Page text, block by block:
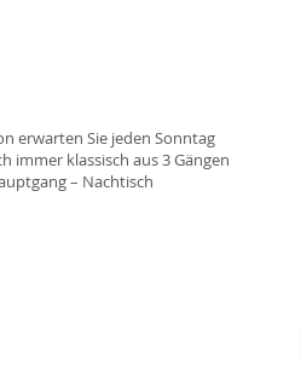
erwarten Sie jeden Sonntag
immer klassisch aus 3 Gängen
– Nachtisch